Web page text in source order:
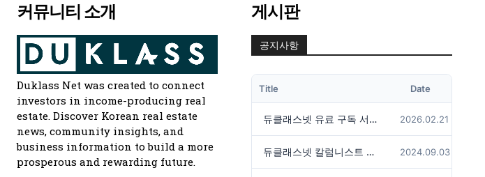
커뮤니티 소개
Duklass Net was created to connect
investors in income-producing real
estate. Discover Korean real estate
news, community insights, and
business information to build a more
prosperous and rewarding future.
게시판
공지사항
Title Date
듀클래스넷 유료 구독 서비스 전환 안내 2026.02.21
듀클래스넷 칼럼니스트 모집 공고 2024.09.03